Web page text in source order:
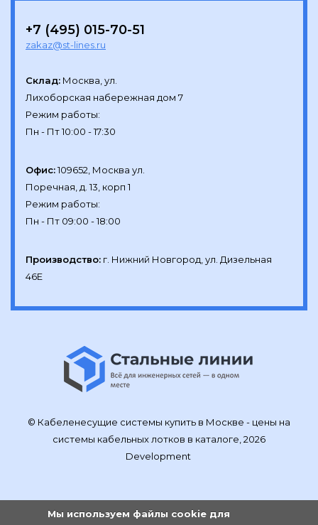
+7 (495) 015-70-51
zakaz@st-lines.ru
Склад: Москва, ул.
Лихоборская набережная дом 7
Режим работы:
Офис:109652, Москва ул.
Поречная, д. 13, корп 1
Режим работы:
Производство: г. Нижний Новгород, ул. Дизельная
46Е
© Кабеленесущие системы купить в Москве - цены на
системы кабельных лотков в каталоге, 2026
Development
Мы используем файлы cookie для